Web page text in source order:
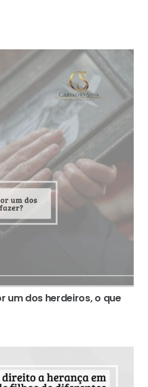
um dos herdeiros, o que